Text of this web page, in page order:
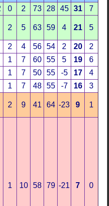
0 2 73 28 45 31 7
2 5 63 59 4 21 5
2 4 56 54 2 20
2
1 7 60 55 5 19
6
1 7 50 55 -5 17
4
1 7 48 55 -7 16 3
2 9 41 64 -23 9 1
1 10 58 79 -21 7 0